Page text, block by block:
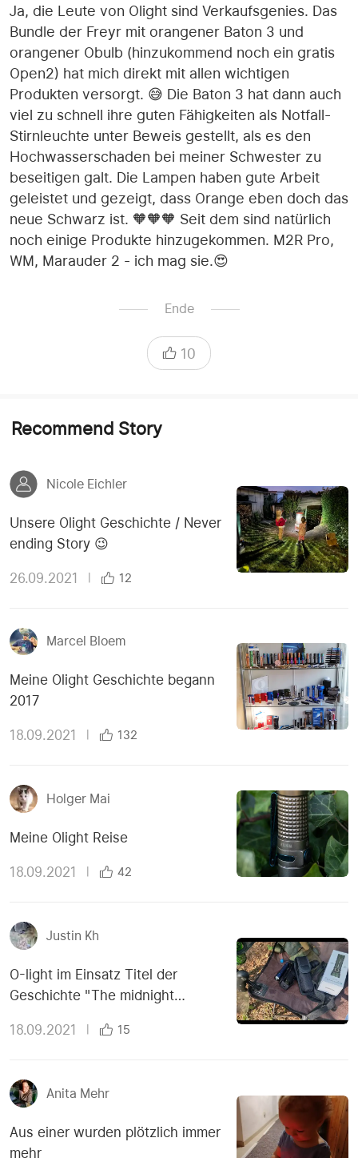
Ja, die Leute von Olight sind Verkaufsgenies. Das
Bundle der Freyr mit orangener Baton 3 und
orangener Obulb (hinzukommend noch ein gratis
Open2) hat mich direkt mit allen wichtigen
Produkten versorgt. 😅 Die Baton 3 hat dann auch
viel zu schnell ihre guten Fähigkeiten als Notfall-
Stirnleuchte unter Beweis gestellt, als es den
Hochwasserschaden bei meiner Schwester zu
beseitigen galt. Die Lampen haben gute Arbeit
geleistet und gezeigt, dass Orange eben doch das
neue Schwarz ist. 🧡🧡🧡 Seit dem sind natürlich
noch einige Produkte hinzugekommen. M2R Pro,
WM, Marauder 2 - ich mag sie.😍
Ende
10
Recommend Story
Nicole Eichler
Unsere Olight Geschichte / Never
ending Story 😉
26.09.2021 | 12
Marcel Bloem
Meine Olight Geschichte begann
2017
18.09.2021 132
Holger Mai
Meine Olight Reise
18.09.2021 42
Justin Kh
O-light im Einsatz Titel der
Geschichte "The midnight
18.09.2021 15
Anita Mehr
Aus einer wurden plötzlich immer
mehr